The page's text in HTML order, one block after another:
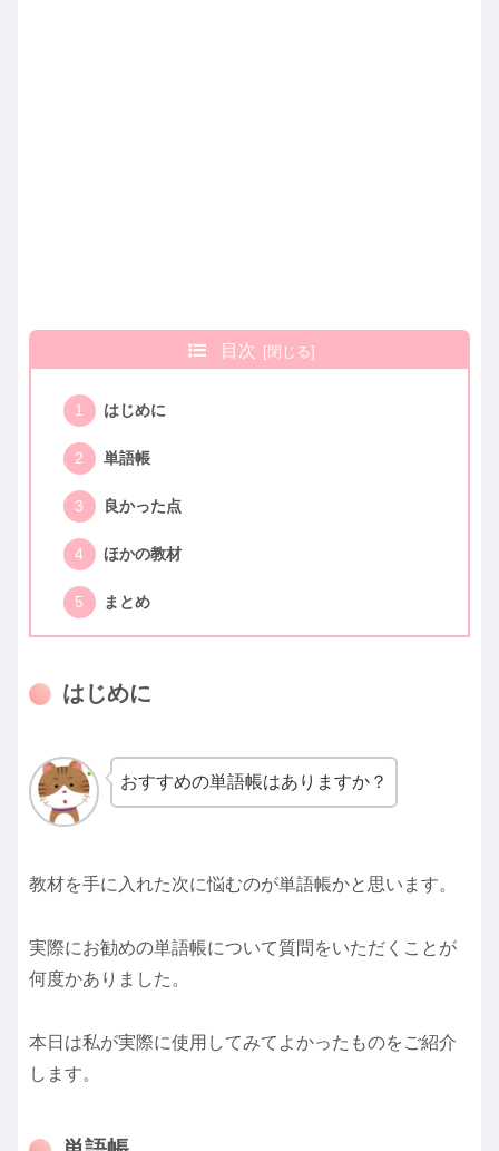
目次
はじめに
単語帳
良かった点
ほかの教材
まとめ
はじめに
おすすめの単語帳はありますか？
教材を手に入れた次に悩むのが単語帳かと思います。
実際にお勧めの単語帳について質問をいただくことが
何度かありました。
本日は私が実際に使用してみてよかったものをご紹介
します。